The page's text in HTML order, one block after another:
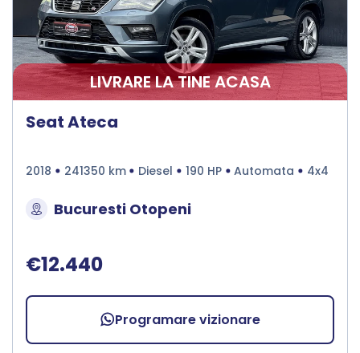
LIVRARE LA TINE ACASA
Seat Ateca
2018 241350 km Diesel 190 HP Automata 4x4
Bucuresti Otopeni
€12.440
Programare vizionare